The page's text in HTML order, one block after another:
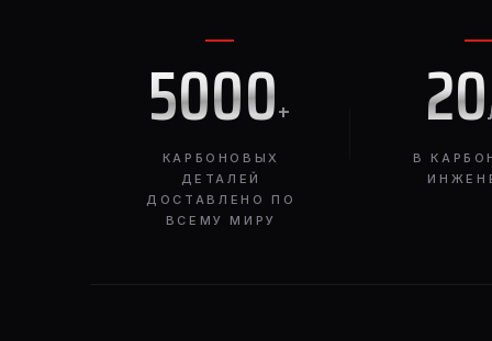
5000+
КАРБОНОВЫХ
ДЕТАЛЕЙ
ДОСТАВЛЕНО ПО
ВСЕМУ МИРУ
20
В